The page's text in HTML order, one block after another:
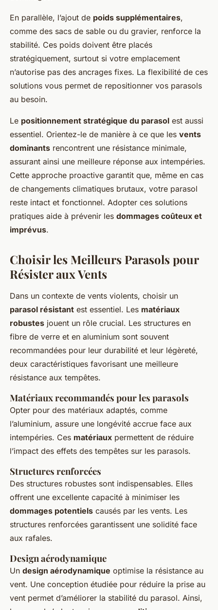
En parallèle, l’ajout de poids supplémentaires,
comme des sacs de sable ou du gravier, renforce la
stabilité. Ces poids doivent être placés
stratégiquement, surtout si votre emplacement
n’autorise pas des ancrages fixes. La flexibilité de ces
solutions vous permet de repositionner vos parasols
au besoin.
Le positionnement stratégique du parasol est aussi
essentiel. Orientez-le de manière à ce que les vents
dominants rencontrent une résistance minimale,
assurant ainsi une meilleure réponse aux intempéries.
Cette approche proactive garantit que, même en cas
de changements climatiques brutaux, votre parasol
reste intact et fonctionnel. Adopter ces solutions
pratiques aide à prévenir les dommages coûteux et
imprévus.
Choisir les Meilleurs Parasols pour
Résister aux Vents
Dans un contexte de vents violents, choisir un
parasol résistant est essentiel. Les matériaux
robustes jouent un rôle crucial. Les structures en
fibre de verre et en aluminium sont souvent
recommandées pour leur durabilité et leur légèreté,
deux caractéristiques favorisant une meilleure
résistance aux tempêtes.
Matériaux recommandés pour les parasols
Opter pour des matériaux adaptés, comme
l’aluminium, assure une longévité accrue face aux
intempéries. Ces matériaux permettent de réduire
l’impact des effets des tempêtes sur les parasols.
Structures renforcées
Des structures robustes sont indispensables. Elles
offrent une excellente capacité à minimiser les
dommages potentiels causés par les vents. Les
structures renforcées garantissent une solidité face
aux rafales.
Design aérodynamique
Un design aérodynamique optimise la résistance au
vent. Une conception étudiée pour réduire la prise au
vent permet d’améliorer la stabilité du parasol. Ainsi,